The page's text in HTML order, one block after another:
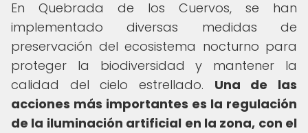
En Quebrada de los Cuervos, se han
implementado diversas medidas de
preservación del ecosistema nocturno para
proteger la biodiversidad y mantener la
calidad del cielo estrellado. Una de las
acciones más importantes es la regulación
de la iluminación artificial en la zona, con el